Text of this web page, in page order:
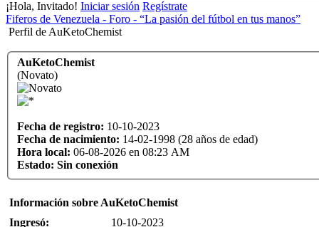
¡Hola, Invitado! Iniciar sesión Regístrate
Fiferos de Venezuela - Foro - “La pasión del fútbol en tus manos”
Perfil de AuKetoChemist
AuKetoChemist
(Novato)
Fecha de registro: 10-10-2023
Fecha de nacimiento: 14-02-1998 (28 años de edad)
Hora local: 06-08-2026 en 08:23 AM
Estado: Sin conexión
Información sobre AuKetoChemist
Ingresó:
10-10-2023